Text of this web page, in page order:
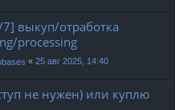
выкуп/отработка
processing
« 25 авг 2025, 14:40
не нужен) или куплю